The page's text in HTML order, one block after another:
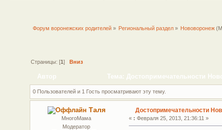
Форум воронежских родителей» Региональный раздел » Нововоронеж
Страницы: [1 ] Вниз
Автор Тема: Достопримечательности
0 Пользователей и 1 Гость просматривают эту тему.
Таля
МногоМама
Модератор
Достопримечательности
« : Февраля 25, 2013, 21:36:11 »